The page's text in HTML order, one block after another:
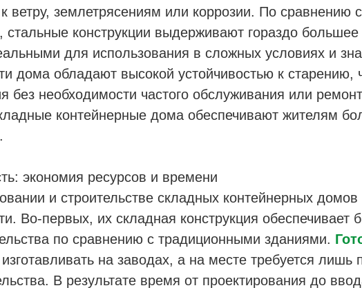
к ветру, землетрясениям или коррозии. По
стальные конструкции выдерживают гораздо
для использования в сложных условиях и
дома обладают высокой устойчивостью к
без необходимости частого обслуживания или
контейнерные дома обеспечивают жителям
экономия ресурсов и времени
и строительстве складных контейнерных
Во-первых, их складная конструкция обеспечивает
по сравнению с традиционными зданиями.
на заводах, а на месте требуется лишь
В результате время от проектирования до